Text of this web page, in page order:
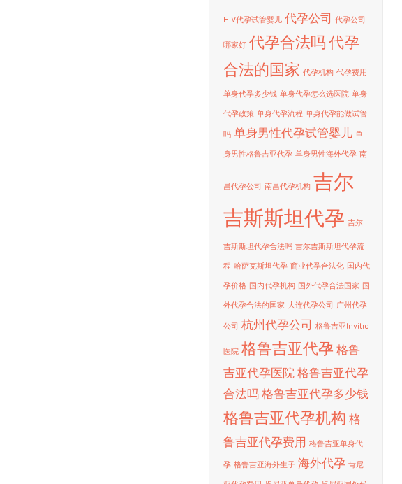
HIV代孕试管婴儿 代孕公司 代孕公司
哪家好 代孕合法吗代孕
合法的国家 代孕机构 代孕费用
单身代孕多少钱 单身代孕怎么选医院 单身
代孕政策 单身代孕流程 单身代孕能做试管
吗 单身男性代孕试管婴儿 单
身男性格鲁吉亚代孕 单身男性海外代孕 南
昌代孕公司 南昌代孕机构 吉尔
吉斯斯坦代孕 吉尔
吉斯斯坦代孕合法吗 吉尔吉斯斯坦代孕流
程 哈萨克斯坦代孕 商业代孕合法化 国内代
孕价格 国内代孕机构 国外代孕合法国家 国
外代孕合法的国家 大连代孕公司 广州代孕
公司 杭州代孕公司 格鲁吉亚Invitro
医院 格鲁吉亚代孕 格鲁
吉亚代孕医院 格鲁吉亚代孕
合法吗格鲁吉亚代孕多少钱
格鲁吉亚代孕机构 格
鲁吉亚代孕费用 格鲁吉亚单身代
孕 格鲁吉亚海外生子 海外代孕 肯尼